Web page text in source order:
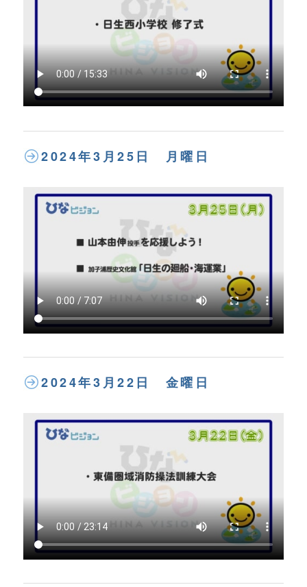
2024年3月25日 月曜日
2024年3月22日 金曜日